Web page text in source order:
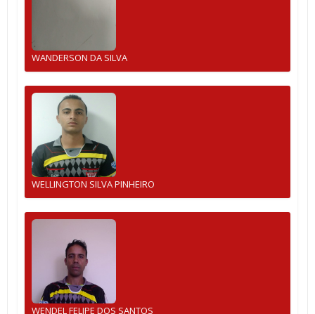
WANDERSON DA SILVA
WELLINGTON SILVA PINHEIRO
WENDEL FELIPE DOS SANTOS